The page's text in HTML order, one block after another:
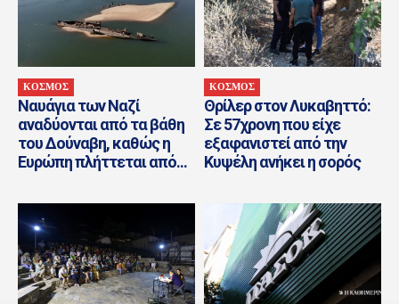
ΚΟΣΜΟΣ
Ναυάγια των Ναζί
αναδύονται από τα βάθη
του Δούναβη, καθώς η
Ευρώπη πλήττεται από...
ΚΟΣΜΟΣ
Θρίλερ στον Λυκαβηττό:
Σε 57χρονη που είχε
εξαφανιστεί από την
Κυψέλη ανήκει η σορός